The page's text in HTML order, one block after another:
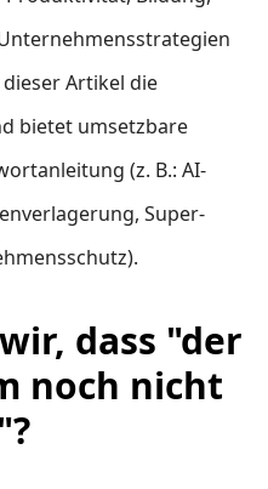
Artikel die
bietet umsetzbare
(z. B.: AI-
Super-
dass "der
noch nicht